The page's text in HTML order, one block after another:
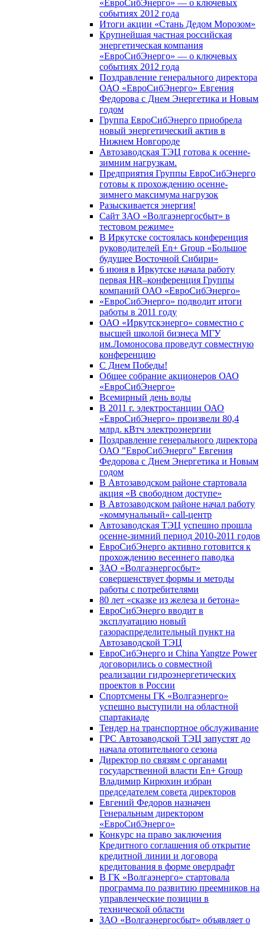
«ЕвроСибЭнерго» — о ключевых
событиях 2012 года
Итоги акции «Стань Дедом Морозом»
Крупнейшая частная российская
энергетическая компания
«ЕвроСибЭнерго» — о ключевых
событиях 2012 года
Поздравление генерального директора
ОАО «ЕвроСибЭнерго» Евгения
Федорова с Днем Энергетика и Новым
годом
Группа ЕвроСибЭнерго приобрела
новый энергетический актив в
Нижнем Новгороде
Автозаводская ТЭЦ готова к осенне-
зимним нагрузкам.
Предприятия Группы ЕвроСибЭнерго
готовы к прохождению осенне-
зимнего максимума нагрузок
Разыскивается энергия!
Сайт ЗАО «Волгаэнергосбыт» в
тестовом режиме»
В Иркутске состоялась конференция
руководителей En+ Group «Большое
будущее Восточной Сибири»
6 июня в Иркутске начала работу
первая HR–конференция Группы
компаний ОАО «ЕвроСибЭнерго»
«ЕвроСибЭнерго» подводит итоги
работы в 2011 году
ОАО «Иркутскэнерго» совместно с
высшей школой бизнеса МГУ
им.Ломоносова проведут совместную
конференцию
С Днем Победы!
Общее собрание акционеров ОАО
«ЕвроСибЭнерго»
Всемирный день воды
В 2011 г. электростанции ОАО
«ЕвроСибЭнерго» произвели 80,4
млрд. кВтч электроэнергии
Поздравление генерального директора
ОАО "ЕвроСибЭнерго" Евгения
Федорова с Днем Энергетика и Новым
годом
В Автозаводском районе стартовала
акция «В свободном доступе»
В Автозаводском районе начал работу
«коммунальный» call-центр
Автозаводская ТЭЦ успешно прошла
осенне-зимний период 2010-2011 годов
ЕвроСибЭнерго активно готовится к
прохождению весеннего паводка
ЗАО «Волгаэнергосбыт»
совершенствует формы и методы
работы с потребителями
80 лет «сказке из железа и бетона»
ЕвроСибЭнерго вводит в
эксплуатацию новый
газораспределительный пункт на
Автозаводской ТЭЦ
ЕвроСибЭнерго и China Yangtze Power
договорились о совместной
реализации гидроэнергетических
проектов в России
Спортсмены ГК «Волгаэнерго»
успешно выступили на областной
спартакиаде
Тендер на транспортное обслуживание
ГРС Автозаводской ТЭЦ запустят до
начала отопительного сезона
Директор по связям с органами
государственной власти En+ Group
Владимир Кирюхин избран
председателем совета директоров
Евгений Федоров назначен
Генеральным директором
«ЕвроСибЭнерго»
Конкурс на право заключения
Кредитного соглашения об открытие
кредитной линии и договора
кредитования в форме овердрафт
В ГК «Волгаэнерго» стартовала
программа по развитию преемников на
управленческие позиции в
технической области
ЗАО «Волгаэнергосбыт» объявляет о